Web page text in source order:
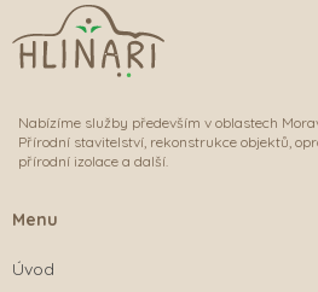
Nabízíme služby především v oblastech
Přírodní stavitelství, rekonstrukce objektů,
přírodní izolace a další.
Menu
Úvod